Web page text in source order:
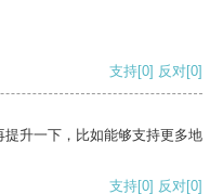
支持[0] 反对[0]
升一下，比如能够支持更多地
支持[0] 反对[0]